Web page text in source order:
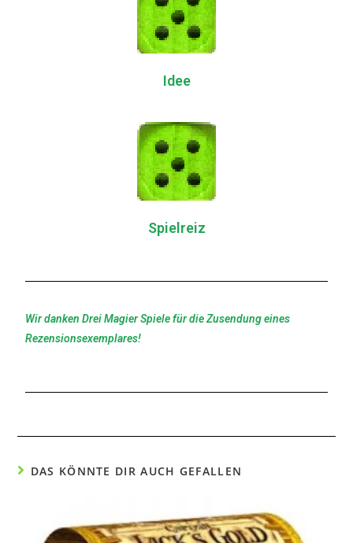
Idee
Spielreiz
Wir danken Drei Magier Spiele für die Zusendung eines
Rezensionsexemplares!
DAS KÖNNTE DIR AUCH GEFALLEN